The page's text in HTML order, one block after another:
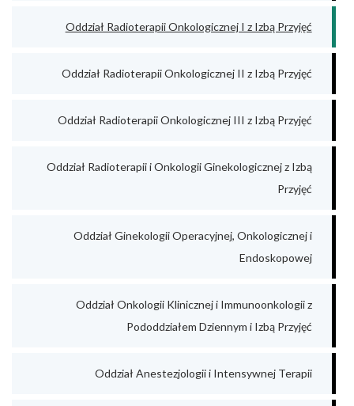
Oddział Radioterapii Onkologicznej I z Izbą Przyjęć
Oddział Radioterapii Onkologicznej II z Izbą Przyjęć
Oddział Radioterapii Onkologicznej III z Izbą Przyjęć
Oddział Radioterapii i Onkologii Ginekologicznej z Izbą
Przyjęć
Oddział Ginekologii Operacyjnej, Onkologicznej i
Endoskopowej
Oddział Onkologii Klinicznej i Immunoonkologii z
Pododdziałem Dziennym i Izbą Przyjęć
Oddział Anestezjologii i Intensywnej Terapii